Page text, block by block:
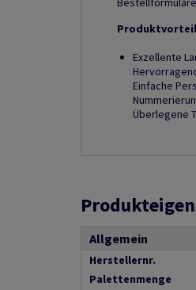
Exzellente
Einfache
Überlegene
Allgemein
Herstellernr.
Palettenmenge